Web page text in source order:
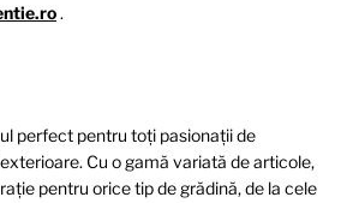
.
perfect pentru toți pasionații de
Cu o gamă variată de articole,
pentru orice tip de grădină, de la cele